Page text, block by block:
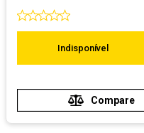
Indisponível